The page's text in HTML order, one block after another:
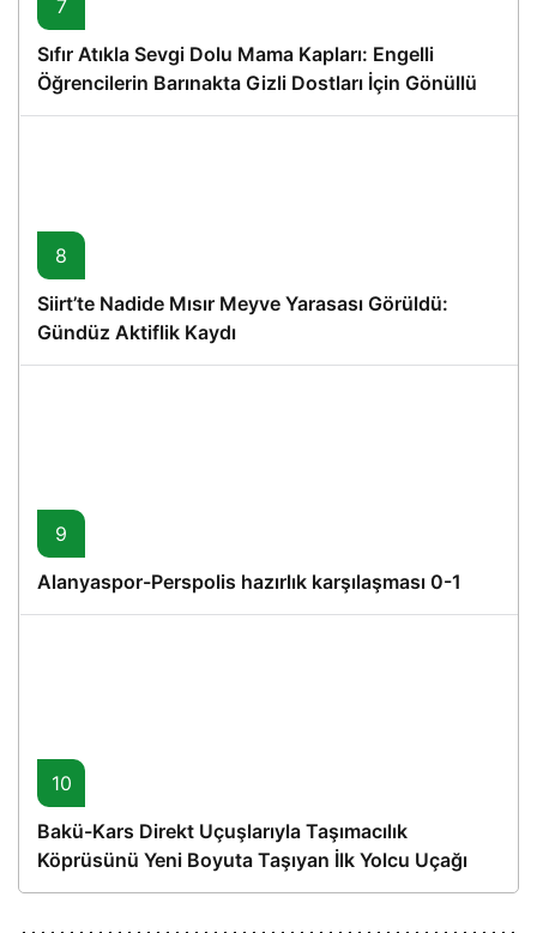
7
Sıfır Atıkla Sevgi Dolu Mama Kapları: Engelli
Öğrencilerin Barınakta Gizli Dostları İçin Gönüllü
Proje
8
Siirt’te Nadide Mısır Meyve Yarasası Görüldü:
Gündüz Aktiflik Kaydı
9
Alanyaspor-Perspolis hazırlık karşılaşması 0-1
10
Bakü-Kars Direkt Uçuşlarıyla Taşımacılık
Köprüsünü Yeni Boyuta Taşıyan İlk Yolcu Uçağı
Hareket Etti